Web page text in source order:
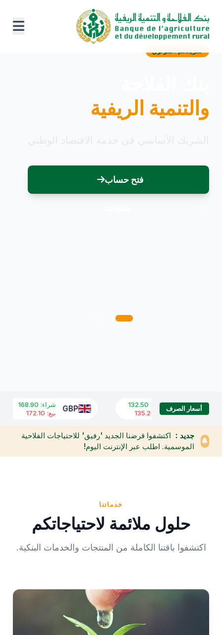
والتنمية الريفية
فتح حساب
أسعار الصرفUSD شراء:
132.50
بيع:
135.20
GBP شراء:
168.90
بيع :
172.10
جديد : اكتشفوا قرضنا الجديد 'رفيق' للاحتياجات الفلاحية
الموسمية. اطلب عبر الإنترنت اليوم!
خدماتنا
حلول ملائمة لاحتياجاتكم
اكتشفوا باقتنا الكاملة من المنتجات والخدمات البنكية.